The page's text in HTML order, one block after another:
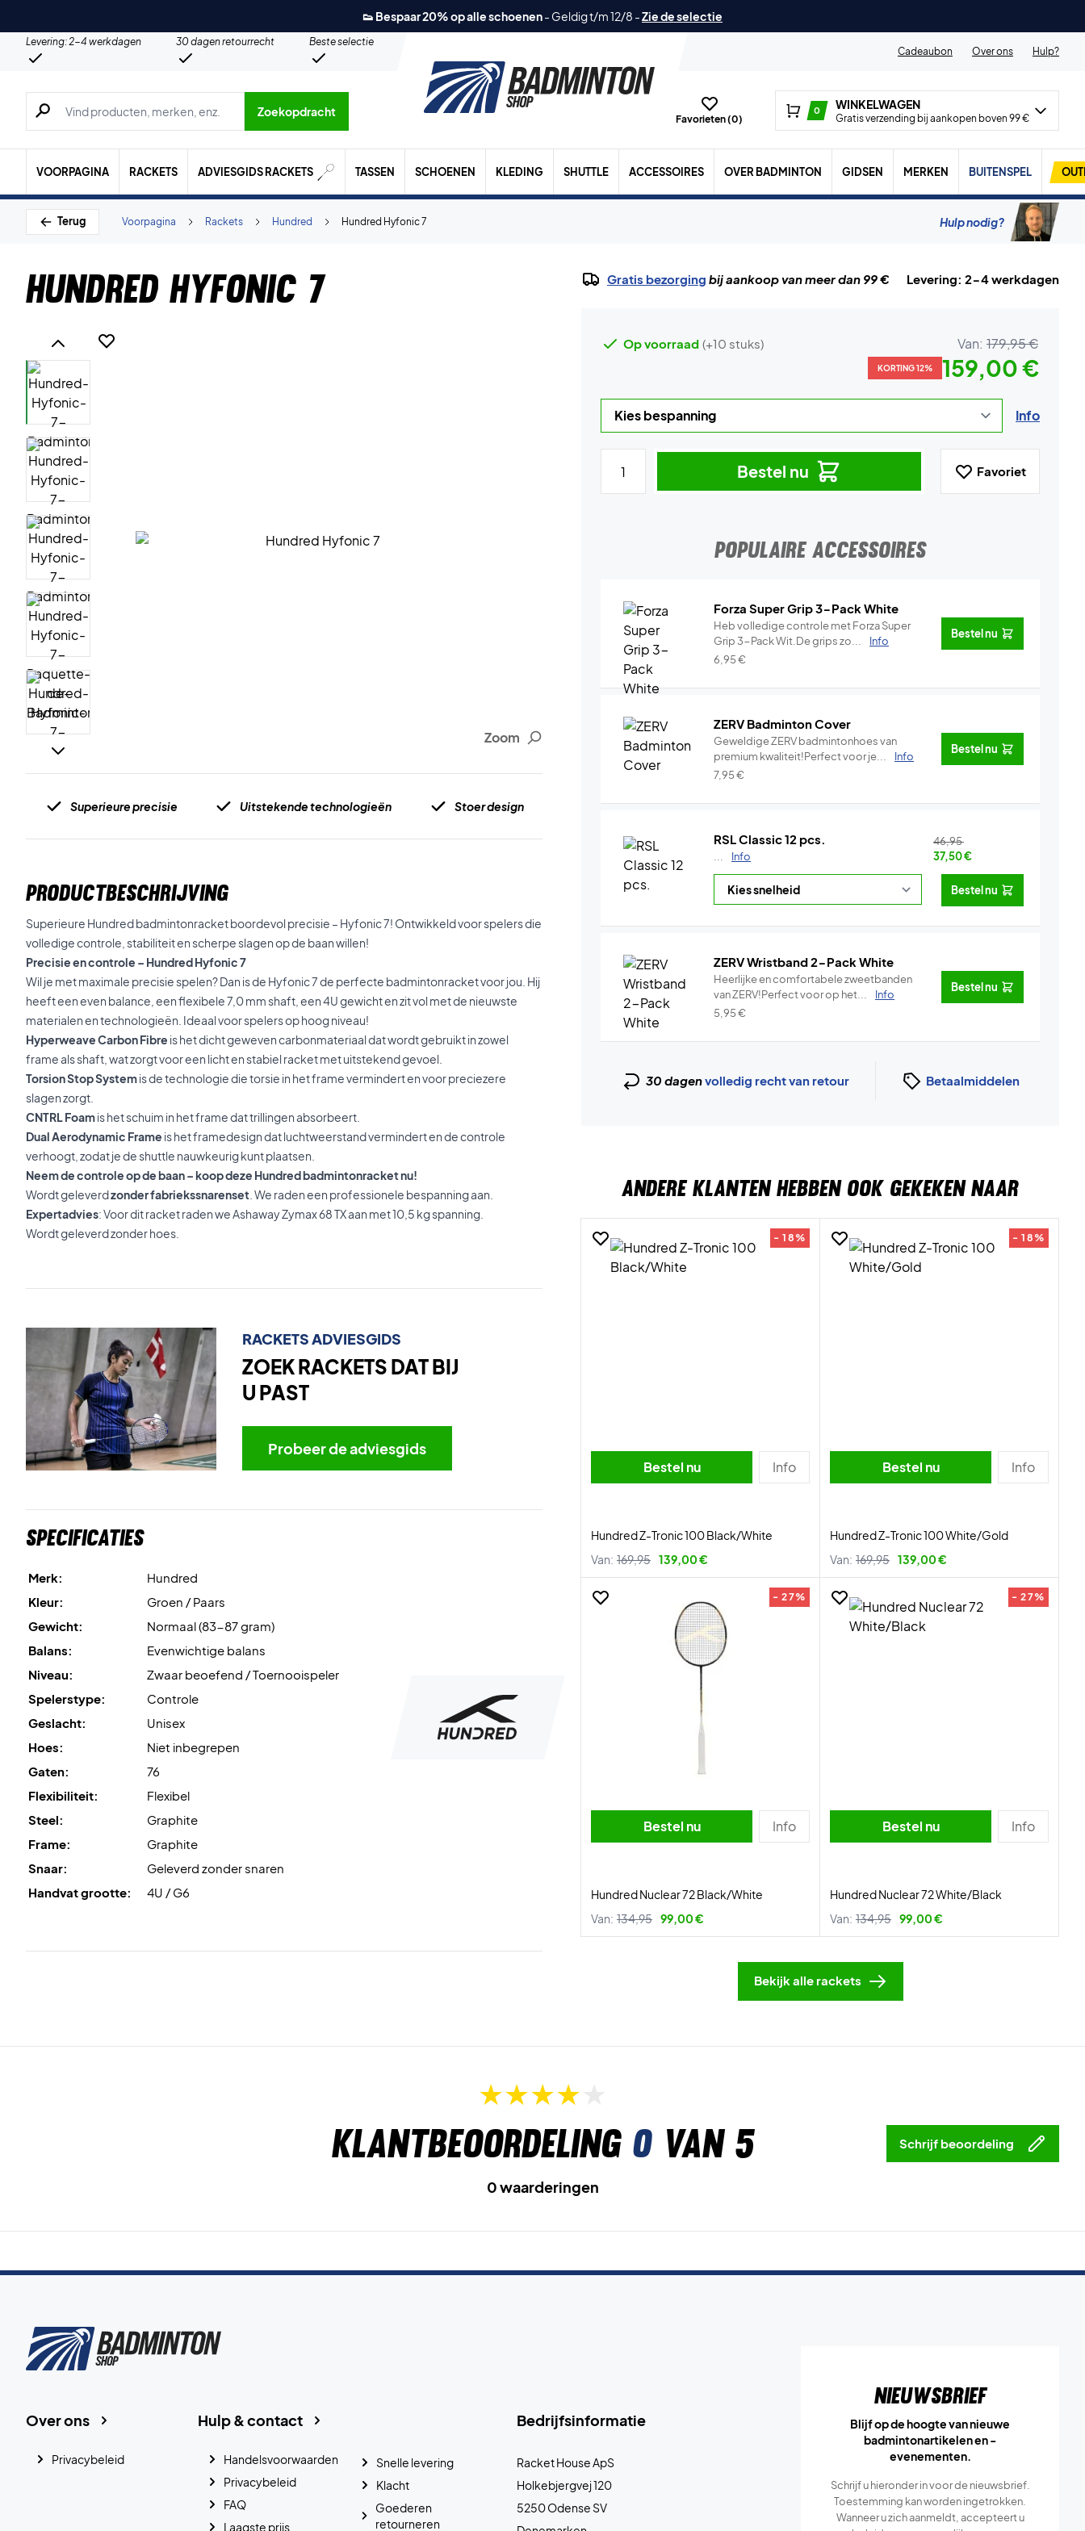
👟 Bespaar 20% op alle schoenen- Geldig t/m 12/8 -Zie de selectie
Levering: 2-4 werkdagen 30 dagen retourrecht
Beste selectie
Cadeaubon
Over ons Hulp?
Zoeken naar producten, merken etc.
Zoekopdracht
Favorieten (0)
0 WINKELWAGEN
Gratis verzending bij aankopen boven 99 €
VOORPAGINA RACKETS ADVIESGIDS RACKETS TASSEN SCHOENEN KLEDING SHUTTLE ACCESSOIRES OVER BADMINTON GIDSEN MERKEN BUITENSPEL
Terug Hundred Hyfonic 7
Hundred
Rackets
Voorpagina Hulp nodig?
Hundred Hyfonic 7
Zoom
Superieure precisie Uitstekende technologieën Stoer design
PRODUCTBESCHRIJVING
Superieure Hundred badmintonracket boordevol precisie – Hyfonic 7! Ontwikkeld voor spelers die
volledige controle, stabiliteit en scherpe slagen op de baan willen!
Precisie en controle – Hundred Hyfonic 7
Wil je met maximale precisie spelen? Dan is de Hyfonic 7 de perfecte badmintonracket voor jou. Hij
heeft een even balance, een flexibele 7,0 mm shaft, een 4U gewicht en zit vol met de nieuwste
materialen en technologieën. Ideaal voor spelers op hoog niveau!
Hyperweave Carbon Fibre is het dicht geweven carbonmateriaal dat wordt gebruikt in zowel
frame als shaft, wat zorgt voor een licht en stabiel racket met uitstekend gevoel.
Torsion Stop Systemis de technologie die torsie in het frame vermindert en voor preciezere
slagen zorgt.
CNTRL Foamis het schuim in het frame dat trillingen absorbeert.
Dual Aerodynamic Frame is het framedesign dat luchtweerstand vermindert en de controle
verhoogt, zodat je de shuttle nauwkeurig kunt plaatsen.
Neem de controle op de baan – koop deze Hundred badmintonracket nu!
Wordt geleverdzonder fabriekssnarenset . We raden een professionele bespanning aan.
Expertadvies: Voor dit racket raden we Ashaway Zymax 68 TX aan met 10,5 kg spanning.
Wordt geleverd zonder hoes.
RACKETS ADVIESGIDS
ZOEK RACKETS DAT BIJ
U PAST
Probeer de adviesgids
Specificaties
Merk:
Hundred
Kleur:
Groen / Paars
Gewicht:
Normaal (83-87 gram)
Balans:
Evenwichtige balans
Niveau:
Zwaar beoefend / Toernooispeler
Spelerstype:
Controle
Geslacht:
Unisex
Hoes:
Niet inbegrepen
Gaten:
76
Flexibiliteit:
Flexibel
Steel:
Graphite
Frame:
Graphite
Snaar:
Geleverd zonder snaren
Handvat grootte:
4U / G6
Gratis bezorging bij aankoop van meer dan 99 € Levering: 2-4 werkdagen
Op voorraad (+10 stuks) Van: 179,95 €
KORTING 12% 159,00 €
Info
Bestel nu Favoriet
POPULAIRE ACCESSOIRES
Forza Super Grip 3-Pack White
Heb volledige controle met Forza Super
Grip 3-Pack Wit.De grips zo...
Info
6,95€
Bestel nu
ZERV Badminton Cover
Geweldige ZERV badmintonhoes van
premium kwaliteit!Perfect voor je...
Info
7,95€
Bestel nu
RSL Classic 12 pcs.
Info
46,95
37,50€
Bestel nu
ZERV Wristband 2-Pack White
Heerlijke en comfortabele zweetbanden
van ZERV!Perfect voor op het...
Info
5,95€
Bestel nu
30 dagenvolledig recht van retour Betaalmiddelen
ANDERE KLANTEN HEBBEN OOK GEKEKEN NAAR
- 18%
Bestel nu Info
Hundred Z-Tronic 100 Black/White
Van: 169,95 139,00 €
- 18%
Bestel nu Info
Hundred Z-Tronic 100 White/Gold
Van: 169,95 139,00 €
- 27%
Bestel nu Info
Hundred Nuclear 72 Black/White
Van: 134,95 99,00 €
- 27%
Bestel nu Info
Hundred Nuclear 72 White/Black
Van: 134,95 99,00 €
Bekijk alle rackets
Klantbeoordeling 0van 5 Schrijf beoordeling
0 waarderingen
Bedrijfsinformatie
Racket House ApS
Holkebjergvej 120
5250 Odense SV
Hulp & contact
Handelsvoorwaarden
Privacybeleid
FAQ
Laagste prijs
Snelle levering
Klacht
Goederen
retourneren
Over ons
Privacybeleid
Nieuwsbrief
Blijf op de hoogte van nieuwe
badmintonartikelen en -
evenementen.
Schrijf u hieronder in voor de nieuwsbrief.
Toestemming kan worden ingetrokken.
Wanneer u zich aanmeldt, accepteert u